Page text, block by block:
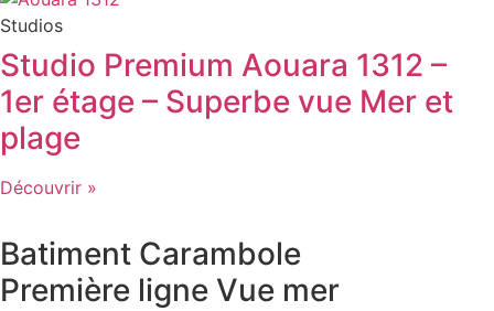
Studios
Studio Premium Aouara 1312 –
1er étage – Superbe vue Mer et
plage
Découvrir »
Batiment Carambole
Première ligne Vue mer